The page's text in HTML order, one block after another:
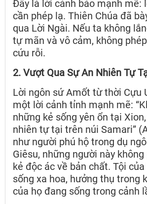
Đây là lời cảnh báo mạnh mẽ:
cần phép lạ. Thiên Chúa đã
qua Lời Ngài. Nếu ta không
tự mãn và vô cảm, không
cứu rỗi.
2. Vượt Qua Sự An Nhiên Tự
Lời ngôn sứ Amốt từ thời Cựu
một lời cảnh tỉnh mạnh mẽ:
những kẻ sống yên ổn tại
nhiên tự tại trên núi Samari”
như người phú hộ trong dụ
Giêsu, những người này
kẻ độc ác về bản chất. Tội
sống xa hoa, hưởng thụ trong
của họ đang sống trong cảnh